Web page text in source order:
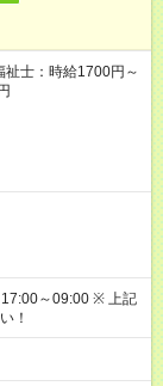
士：時給1700円～
～09:00 ※ 上記
！